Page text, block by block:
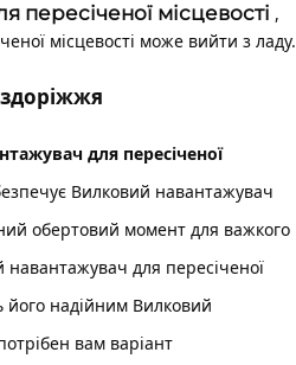
пересіченої місцевості ,
місцевості може вийти з ладу.
для пересіченої
Вилковий навантажувач
обертовий момент для важкого
навантажувач для пересіченої
надійним Вилковий
вам варіант